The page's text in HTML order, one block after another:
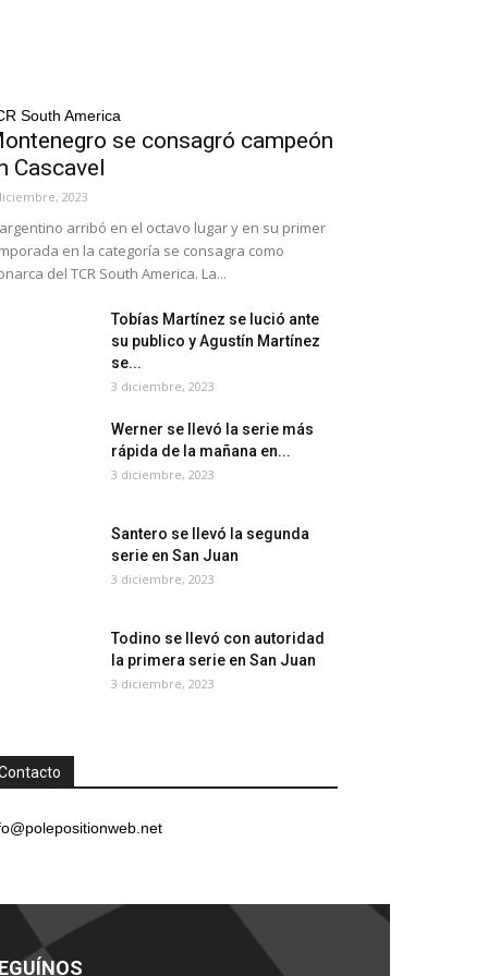
South America
se consagró campeón
Cascavel
2023
arribó en el octavo lugar y en su primer
en la categoría se consagra como
del TCR South America. La...
Tobías Martínez se lució ante
su publico y Agustín Martínez
se...
3 diciembre, 2023
Werner se llevó la serie más
rápida de la mañana en...
3 diciembre, 2023
Santero se llevó la segunda
serie en San Juan
3 diciembre, 2023
Todino se llevó con autoridad
la primera serie en San Juan
3 diciembre, 2023